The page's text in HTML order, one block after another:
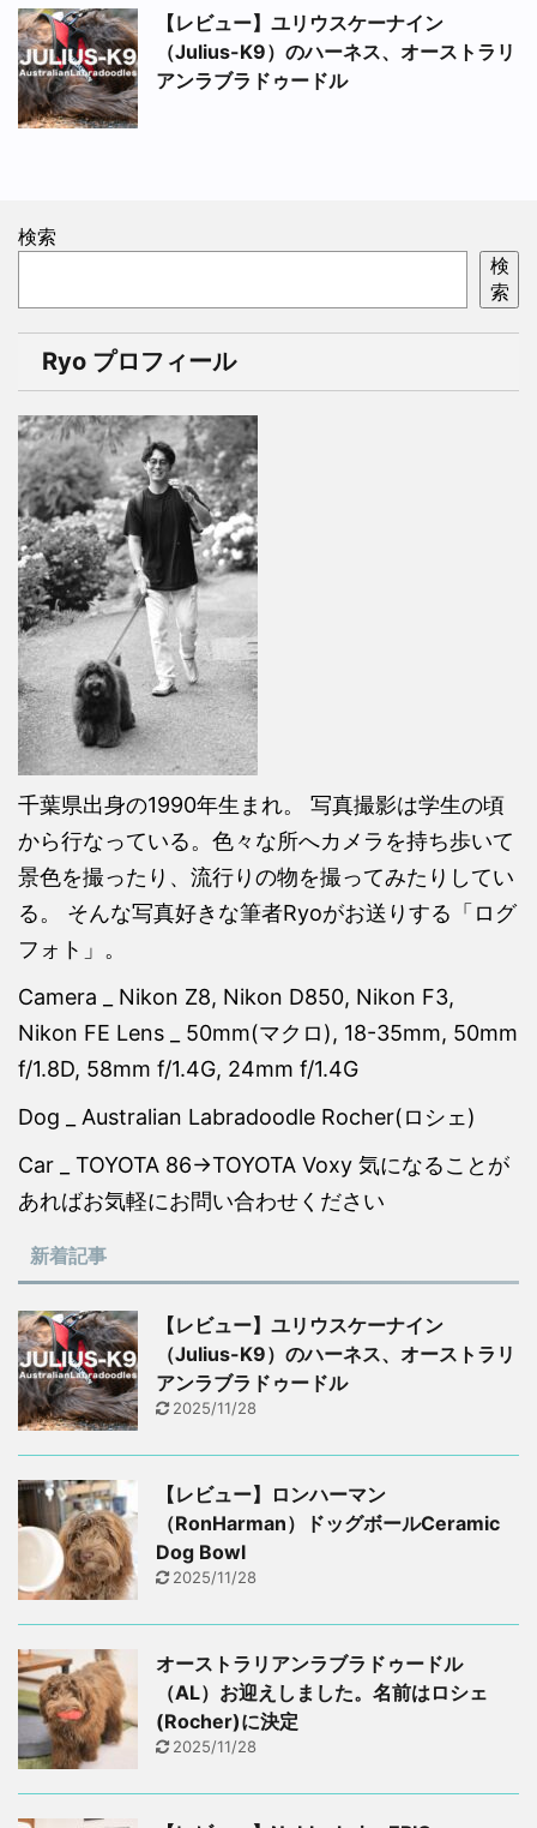
【レビュー】ユリウスケーナイン
（Julius-K9）のハーネス、オーストラリ
アンラブラドゥードル
検索
検
索
Ryo プロフィール
千葉県出身の1990年生まれ。 写真撮影は学生の頃
から行なっている。色々な所へカメラを持ち歩いて
景色を撮ったり、流行りの物を撮ってみたりしてい
る。 そんな写真好きな筆者Ryoがお送りする「ログ
フォト」。
Camera _ Nikon Z8, Nikon D850, Nikon F3,
Nikon FE Lens _ 50mm(マクロ), 18-35mm, 50mm
f/1.8D, 58mm f/1.4G, 24mm f/1.4G
Dog _ Australian Labradoodle Rocher(ロシェ)
Car _ TOYOTA 86→TOYOTA Voxy 気になることが
あればお気軽にお問い合わせください
新着記事
【レビュー】ユリウスケーナイン
（Julius-K9）のハーネス、オーストラリ
アンラブラドゥードル
2025/11/28
【レビュー】ロンハーマン
（RonHarman）ドッグボールCeramic
Dog Bowl
2025/11/28
オーストラリアンラブラドゥードル
（AL）お迎えしました。名前はロシェ
(Rocher)に決定
2025/11/28